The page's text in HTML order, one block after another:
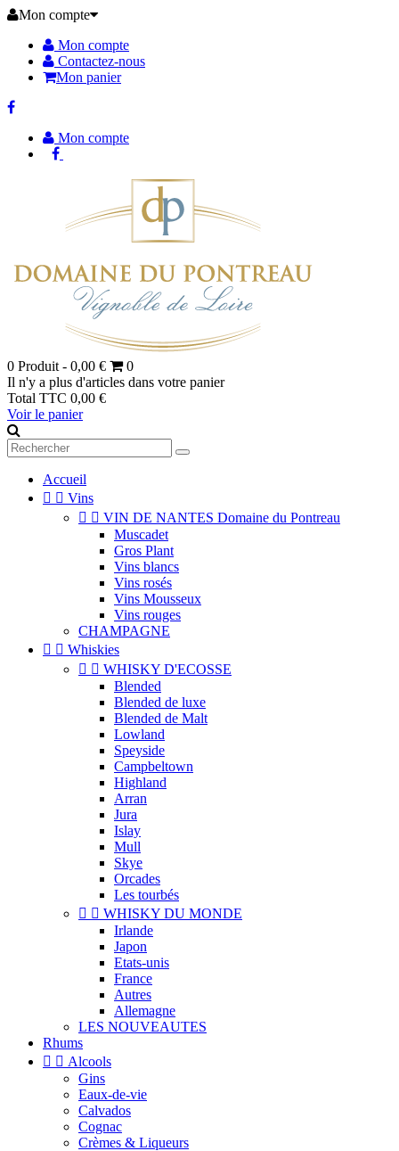
Mon compte
Mon compte
Contactez-nous
Mon panier
Mon compte
0 Produit - 0,00 €
0
Il n'y a plus d'articles dans votre panier
Total TTC 0,00 €
Voir le panier
Accueil
  Vins
  VIN DE NANTES Domaine du Pontreau
Muscadet
Gros Plant
Vins blancs
Vins rosés
Vins Mousseux
Vins rouges
CHAMPAGNE
  Whiskies
  WHISKY D'ECOSSE
Blended
Blended de luxe
Blended de Malt
Lowland
Speyside
Campbeltown
Highland
Arran
Jura
Islay
Mull
Skye
Orcades
Les tourbés
  WHISKY DU MONDE
Irlande
Japon
Etats-unis
France
Autres
Allemagne
LES NOUVEAUTES
Rhums
  Alcools
Gins
Eaux-de-vie
Calvados
Cognac
Crèmes & Liqueurs